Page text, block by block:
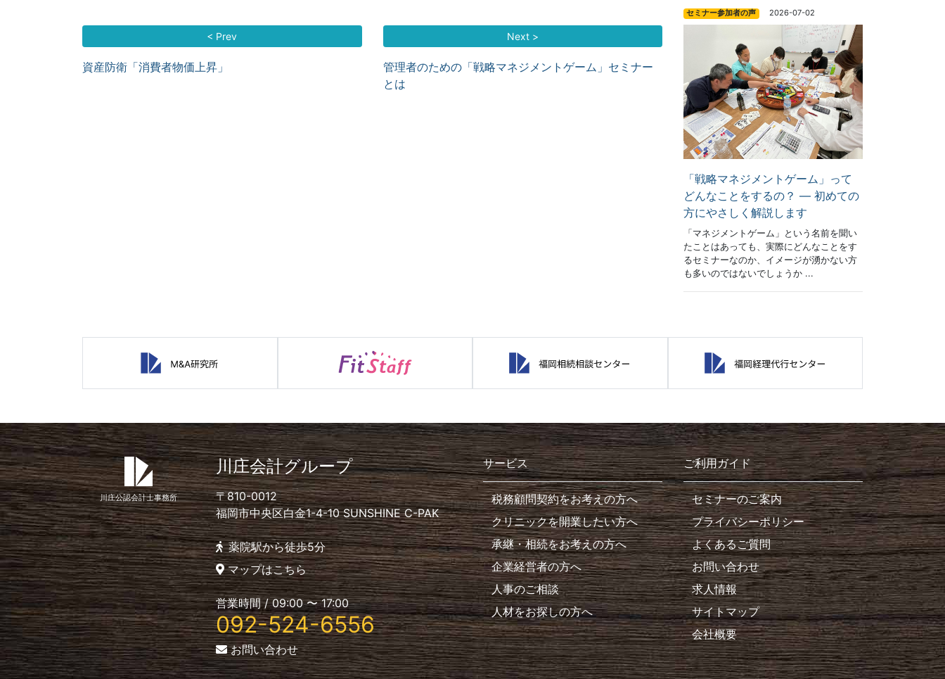
< Prev
資産防衛「消費者物価上昇」
Next >
管理者のための「戦略マネジメントゲーム」セミナー
とは
セミナー参加者の声 2026-07-02
「戦略マネジメントゲーム」って
どんなことをするの？ ― 初めての
方にやさしく解説します
「マネジメントゲーム」という名前を聞い
たことはあっても、実際にどんなことをす
るセミナーなのか、イメージが湧かない方
も多いのではないでしょうか ...
川庄公認会計士事務所
川庄会計グループ
〒810-0012
福岡市中央区白金1-4-10 SUNSHINE C-PAK
薬院駅から徒歩5分
マップはこちら
営業時間 / 09:00 〜 17:00
092-524-6556
お問い合わせ
サービス
税務顧問契約をお考えの方へ
クリニックを開業したい方へ
承継・相続をお考えの方へ
企業経営者の方へ
人事のご相談
人材をお探しの方へ
ご利用ガイド
セミナーのご案内
プライバシーポリシー
よくあるご質問
お問い合わせ
求人情報
サイトマップ
会社概要